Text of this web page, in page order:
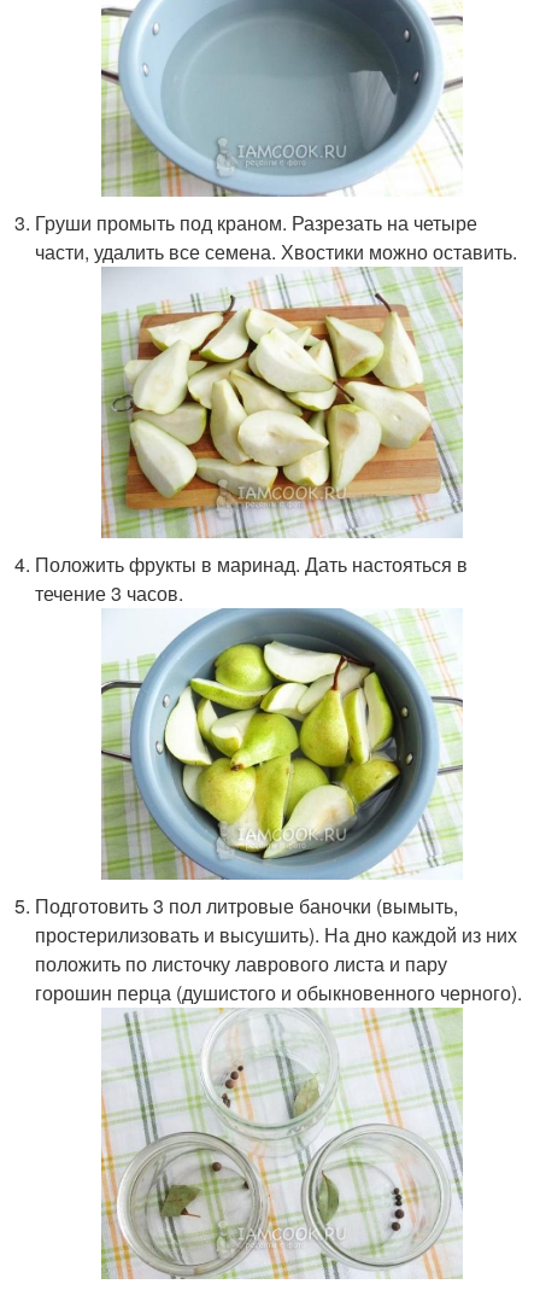
Груши промыть под краном. Разрезать на четыре
части, удалить все семена. Хвостики можно оставить.
Положить фрукты в маринад. Дать настояться в
течение 3 часов.
Подготовить 3 пол литровые баночки (вымыть,
простерилизовать и высушить). На дно каждой из них
положить по листочку лаврового листа и пару
горошин перца (душистого и обыкновенного черного).